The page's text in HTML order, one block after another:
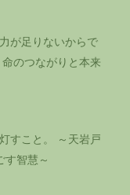
が足りないからで
のつながりと本来
すこと。 ～天岩戸
す智慧～